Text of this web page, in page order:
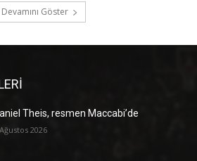
Devamını Göster
Theis, resmen Maccabi’de
2026